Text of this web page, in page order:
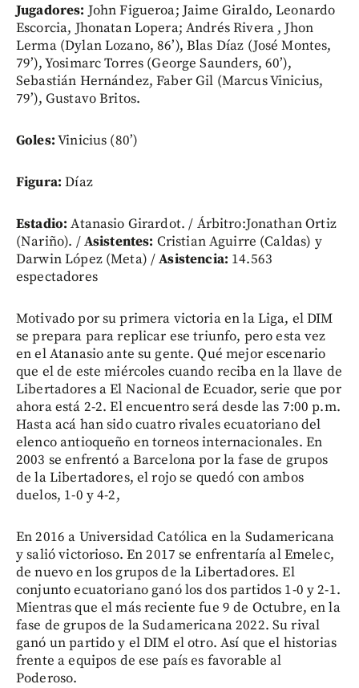
Jugadores: John Figueroa; Jaime Giraldo, Leonardo
Escorcia, Jhonatan Lopera; Andrés Rivera , Jhon
Lerma (Dylan Lozano, 86’), Blas Díaz (José Montes,
79’), Yosimarc Torres (George Saunders, 60’),
Sebastián Hernández, Faber Gil (Marcus Vinicius,
79’), Gustavo Britos.
Goles:Vinicius (80’)
Figura: Díaz
Estadio:Atanasio Girardot. / Árbitro:Jonathan Ortiz
(Nariño). /Asistentes: Cristian Aguirre (Caldas) y
Darwin López (Meta) /Asistencia: 14.563
espectadores
Motivado por su primera victoria en la Liga, el DIM
se prepara para replicar ese triunfo, pero esta vez
en el Atanasio ante su gente. Qué mejor escenario
que el de este miércoles cuando reciba en la llave de
Libertadores a El Nacional de Ecuador, serie que por
ahora está 2-2. El encuentro será desde las 7:00 p.m.
Hasta acá han sido cuatro rivales ecuatoriano del
elenco antioqueño en torneos internacionales. En
2003 se enfrentó a Barcelona por la fase de grupos
de la Libertadores, el rojo se quedó con ambos
duelos, 1-0 y 4-2,
En 2016 a Universidad Católica en la Sudamericana
y salió victorioso. En 2017 se enfrentaría al Emelec,
de nuevo en los grupos de la Libertadores. El
conjunto ecuatoriano ganó los dos partidos 1-0 y 2-1.
Mientras que el más reciente fue 9 de Octubre, en la
fase de grupos de la Sudamericana 2022. Su rival
ganó un partido y el DIM el otro. Así que el historias
frente a equipos de ese país es favorable al
Poderoso.